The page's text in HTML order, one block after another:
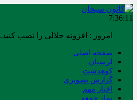
7:36:11
امروز : افزونه جلالی را نصب کنید.
صفحه اصلی
لرستان
کوهدشت
گزارش تصویری
اخبار مهم
نماز جمعه